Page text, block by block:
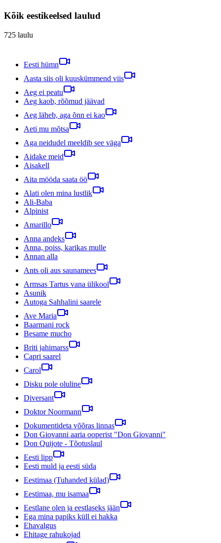
Kõik eestikeelsed laulud
725 laulu
Eesti hümn
Aasta siis oli kuuskümmend viis
Aeg ei peatu
Aeg kaob, rõõmud jäävad
Aeg läheb, aga õnn ei kao
Aeti mu mõtsa
Aga neidudel meeldib see väga
Aidake meid
Aisakell
Aita mööda saata öö
Alati olen mina lustlik
Ali-Baba
Alpinist
Amarillo
Anna andeks
Anna, poiss, karikas mulle
Annan alla
Ants oli aus saunamees
Armsas Tartus vana ülikool
Asunik
Autoga Sahhalini saarele
Ave Maria
Baarmani rock
Besame mucho
Briti jahimarss
Capri saarel
Carol
Disku pole oluline
Diversant
Doktor Noormann
Dokumentideta võõras linnas
Don Giovanni aaria ooperist "Don Giovanni"
Don Quijote - Tõotuslaul
Eesti lipp
Eesti muld ja eesti süda
Eestimaa (Tuhanded külad)
Eestimaa, mu isamaa
Eestlane olen ja eestlaseks jään
Ega mina papiks küll ei hakka
Ehavalgus
Ehitage rahukojad